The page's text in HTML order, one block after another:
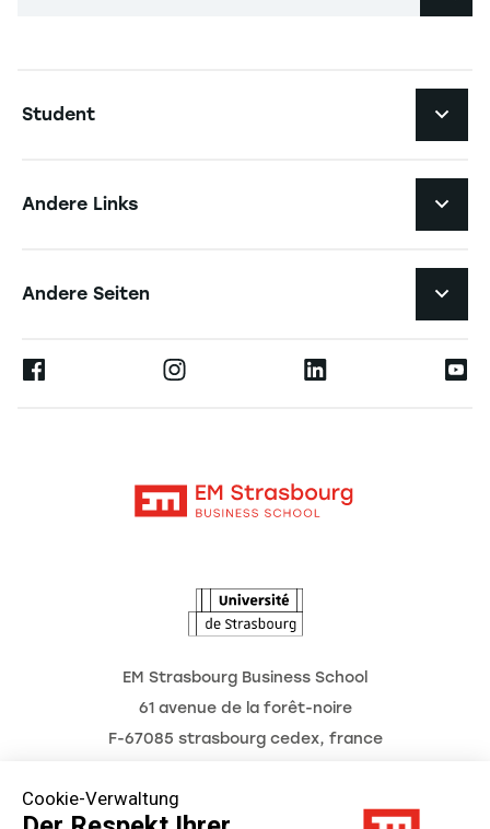
Cookie-Verwaltung
Student
Forschung
Andere Links
Andere Seiten
Ernest
EM Strasbourg Business School
61 avenue de la forêt-noire
F-67085 strasbourg cedex, france